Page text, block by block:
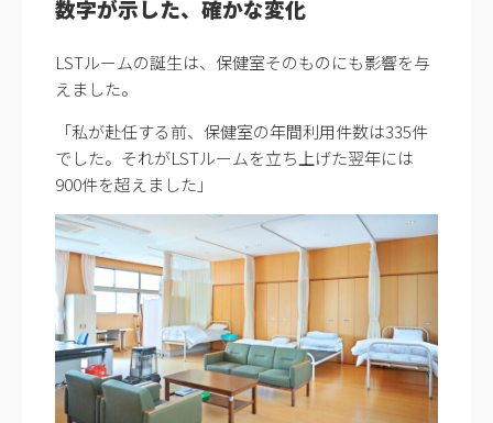
数字が示した、確かな変化
LSTルームの誕生は、保健室そのものにも影響を与
えました。
「私が赴任する前、保健室の年間利用件数は335件
でした。それがLSTルームを立ち上げた翌年には
900件を超えました」